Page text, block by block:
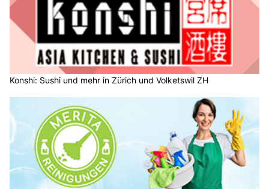
Konshi: Sushi und mehr in Zürich und Volketswil ZH